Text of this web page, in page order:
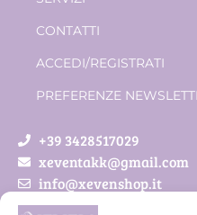
CONTATTI
ACCEDI/REGISTRATI
PREFERENZE
+39 3428517029
xeventakk@gmail.com
info@xevenshop.it